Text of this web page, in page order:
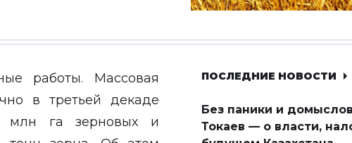
работы. Массовая
в третьей декаде
млн га зерновых и
ПОСЛЕДНИЕ НОВОСТИ
Без паники и
Токаев — о власти,